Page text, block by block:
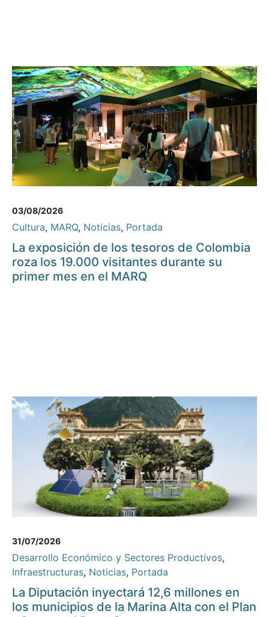
03/08/2026
Cultura, MARQ, Noticias, Portada
La exposición de los tesoros de Colombia
roza los 19.000 visitantes durante su
primer mes en el MARQ
31/07/2026
Desarrollo Económico y Sectores Productivos,
Infraestructuras, Noticias, Portada
La Diputación inyectará 12,6 millones en
los municipios de la Marina Alta con el Plan